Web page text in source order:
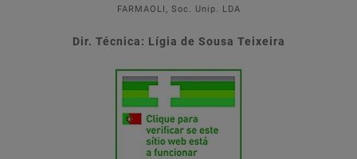
FARMAOLI, Soc. Unip. LDA
Dir. Técnica: Lígia de Sousa Teixeira